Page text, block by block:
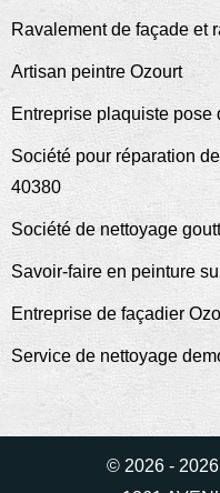
Ravalement de façade et
Artisan peintre Ozourt
Entreprise plaquiste
Société pour réparation
40380
Société de nettoyage
Savoir-faire en peinture
Entreprise de façadier
Service de nettoyage
© 2026 -